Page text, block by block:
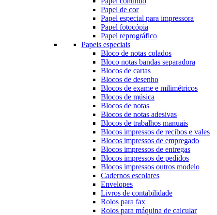
Papel de cor
Papel especial para impressora
Papel fotocópia
Papel reprográfico
Papeis especiais
Bloco de notas colados
Bloco notas bandas separadora
Blocos de cartas
Blocos de desenho
Blocos de exame e milimétricos
Blocos de música
Blocos de notas
Blocos de notas adesivas
Blocos de trabalhos manuais
Blocos impressos de recibos e vales
Blocos impressos de empregado
Blocos impressos de entregas
Blocos impressos de pedidos
Blocos impressos outros modelo
Cadernos escolares
Envelopes
Livros de contabilidade
Rolos para fax
Rolos para máquina de calcular